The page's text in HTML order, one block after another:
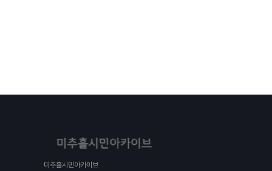
미추홀시민아카이브